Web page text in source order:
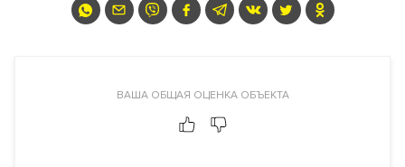
Большой выбор планировочных решений студий и
дизайном. Своя фитнес-зона на этаже.
ВАША ОБЩАЯ ОЦЕНКА ОБЪЕКТА